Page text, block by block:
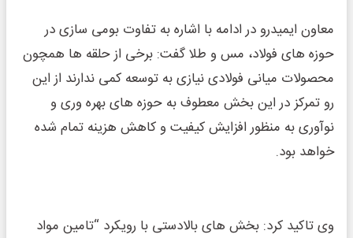
معاون ایمیدرو در ادامه با اشاره به تفاوت بومی سازی در
حوزه های فولاد، مس و طلا گفت: برخی از حلقه ها همچون
محصولات میانی فولادی نیازی به توسعه کمی ندارند از این
رو تمرکز در این بخش معطوف به حوزه های بهره وری و
نوآوری به منظور افزایش کیفیت و کاهش هزینه تمام شده
خواهد بود.
وی تاکید کرد: بخش های بالادستی با رویکرد “تامین مواد